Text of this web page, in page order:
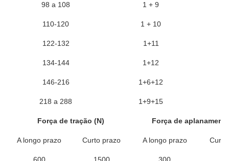
98 a 108 1 + 9
110-120 1 + 10
122-132 1+11
134-144 1+12
146-216 1+6+12
218 a 288 1+9+15
Força de tração (N) Força de
A longo prazo Curto prazo A longo prazo